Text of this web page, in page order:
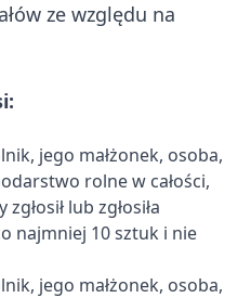
ze względu na
jego małżonek, osoba,
rolne w całości,
lub zgłosiła
najmniej 10 sztuk i nie
jego małżonek, osoba,